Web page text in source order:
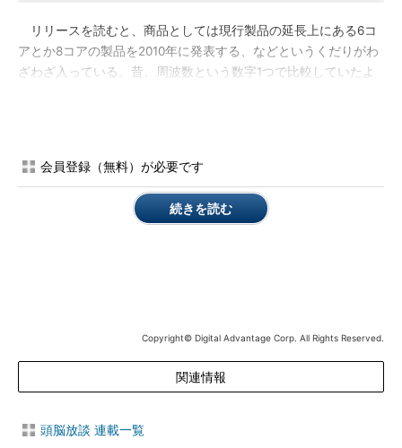
リリースを読むと、商品としては現行製品の延長上にある6コ
アとか8コアの製品を2010年に発表する、などというくだりがわ
ざわざ入っている。昔、周波数という数字1つで比較していたよ
とか、Intelのマーケティングの誰かが恐れたためかもしれない。
コアの数だけで話をしていると誤解する人が出てくるかもしれな
い、という危惧はそのとおりだろう。しかし、この48コアとい
な機能に分化などせず」、主記憶を共有して、スレッドやプロセ
ング性能を上げるというものであった。ご承知のとおり、このよ
数を越えると、それ以上、コア数を増やしても性能は上がらなく
会員登録（無料）が必要です
続きを読む
Copyright© Digital Advantage Corp. All Rights Reserved.
関連情報
頭脳放談 連載一覧